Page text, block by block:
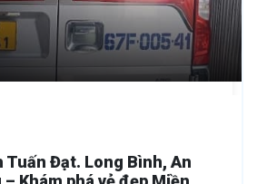
Tuấn Đạt. Long Bình, An